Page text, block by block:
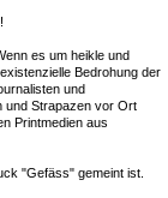
es um heikle und
Bedrohung der
und
und Strapazen vor Ort
Printmedien aus
"Gefäss" gemeint ist.